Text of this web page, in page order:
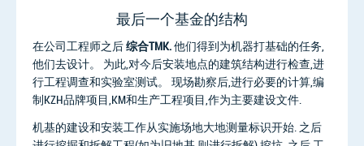
最后一个基金的结构
在公司工程师之后综合TMK.他们得到为机器打基础的任务,
他们去设计。 为此,对今后安装地点的建筑结构进行检查,进
行工程调查和实验室测试。 现场勘察后,进行必要的计算,编
制KZH品牌项目,KM和生产工程项目,作为主要建设文件.
机基的建设和安装工作从实施场地大地测量标识开始. 之后